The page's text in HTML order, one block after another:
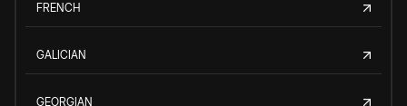
FRENCH
GALICIAN
GEORGIAN